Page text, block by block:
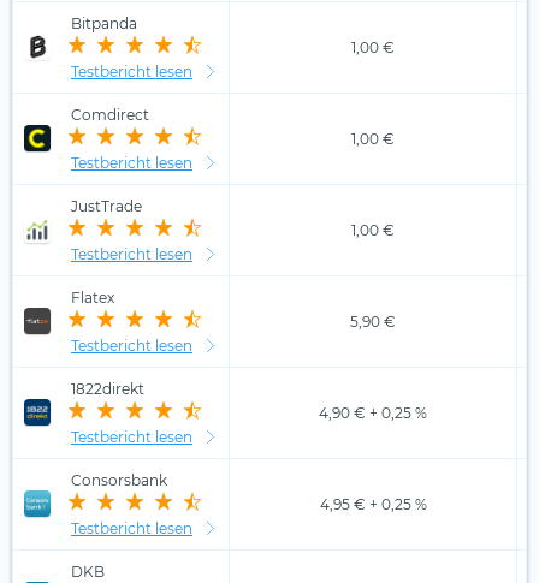
Bitpanda
Testbericht lesen
1,00 €
Comdirect
Testbericht lesen
1,00 €
JustTrade
Testbericht lesen
1,00 €
Flatex
Testbericht lesen
5,90 €
1822direkt
Testbericht lesen
4,90 € + 0,25 %
Consorsbank
Testbericht lesen
4,95 € + 0,25 %
DKB